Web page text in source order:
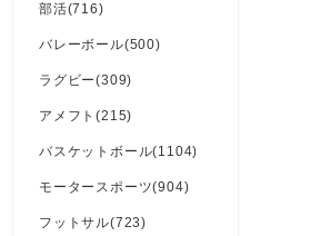
部活(716)
バレーボール(500)
ラグビー(309)
アメフト(215)
バスケットボール(1104)
モータースポーツ(904)
フットサル(723)